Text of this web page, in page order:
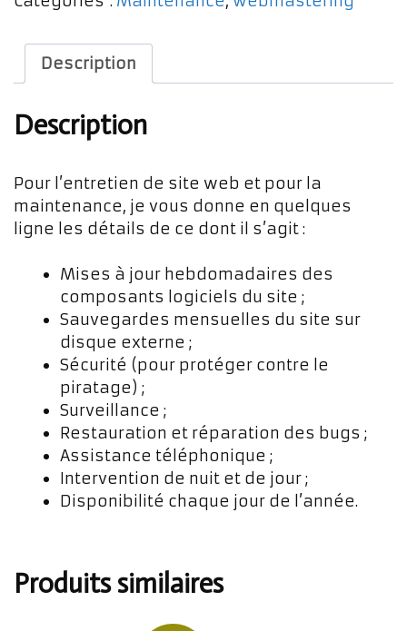
Description
Description
Pour l’entretien de site web et pour la
maintenance, je vous donne en quelques
ligne les détails de ce dont il s’agit :
Mises à jour hebdomadaires des
composants logiciels du site ;
Sauvegardes mensuelles du site sur
disque externe ;
Sécurité (pour protéger contre le
piratage) ;
Surveillance ;
Restauration et réparation des bugs ;
Assistance téléphonique ;
Intervention de nuit et de jour ;
Disponibilité chaque jour de l’année.
Produits similaires